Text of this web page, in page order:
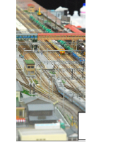
時開催
2024年11
月17日
第３回鉄道フ
ェスタｉｎ万